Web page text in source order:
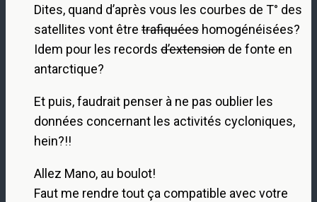
Dites, quand d’après vous les courbes de T° des
satellites vont être trafiquées homogénéisées?
Idem pour les records d’extension de fonte en
antarctique?
Et puis, faudrait penser à ne pas oublier les
données concernant les activités cycloniques,
hein?!!
Allez Mano, au boulot!
Faut me rendre tout ça compatible avec votre